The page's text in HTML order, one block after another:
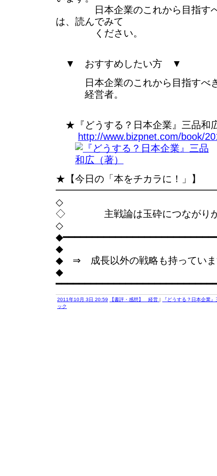
日本企業のこれから目指すべ
は、読んでみて
ください。
▼ おすすめしたい方 ▼
日本企業のこれから目指すべき
経営者。
★『どうする？日本企業』三品和
http://www.bizpnet.com/book/
★【今日の「本をチカラに！」】
◇
◇ 主戦論は玉砕につながりか
◇
◆
◆ ⇒ 成長以外の戦略も持っていま
◆
2011年10月 3日 20:59 【書評・感想】 経営 |
『どうする？日本企業
ック